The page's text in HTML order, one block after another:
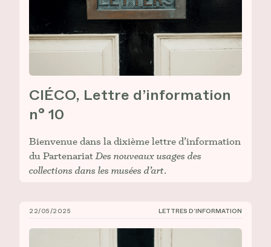
CIÉCO, Lettre d’information
n° 10
Bienvenue dans la dixième lettre d’information
du Partenariat Des nouveaux usages des
collections dans les musées d’art.
CIÉCO, Lettre d’information n° 9
22/05/2025 LETTRES D’INFORMATION